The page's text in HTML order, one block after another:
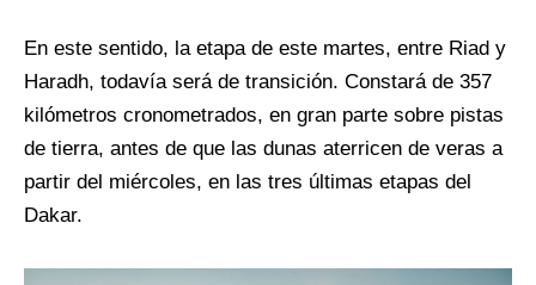
En este sentido, la etapa de este martes, entre Riad y
Haradh, todavía será de transición. Constará de 357
kilómetros cronometrados, en gran parte sobre pistas
de tierra, antes de que las dunas aterricen de veras a
partir del miércoles, en las tres últimas etapas del
Dakar.